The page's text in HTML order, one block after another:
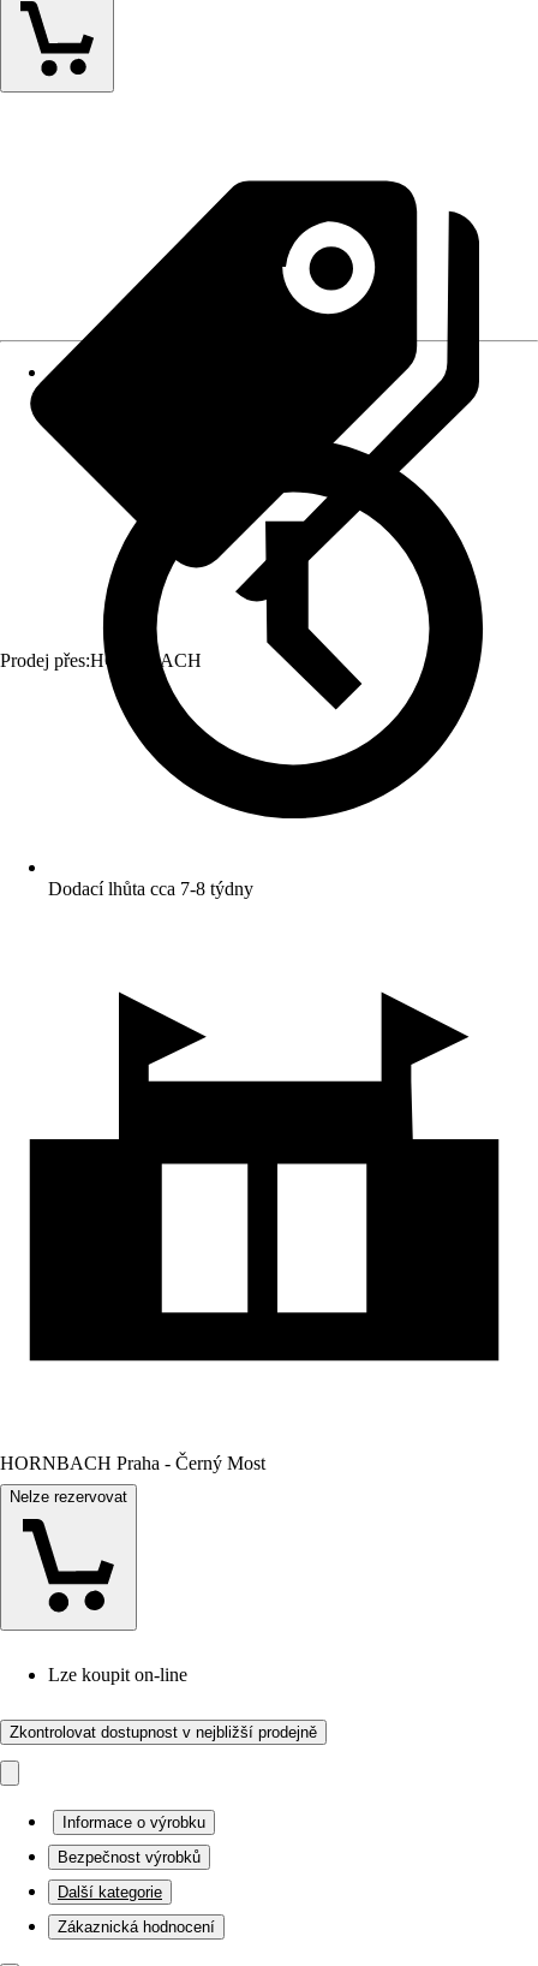
Prodej přes:HORNBACH
Dodací lhůta cca 7-8 týdny
HORNBACH Praha - Černý Most
Nelze rezervovat
Lze koupit on-line
Zkontrolovat dostupnost v nejbližší prodejně
Informace o výrobku
Bezpečnost výrobků
Další kategorie
Zákaznická hodnocení